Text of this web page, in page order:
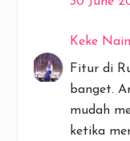
Keke
Fitur di
banget.
mudah
ketika